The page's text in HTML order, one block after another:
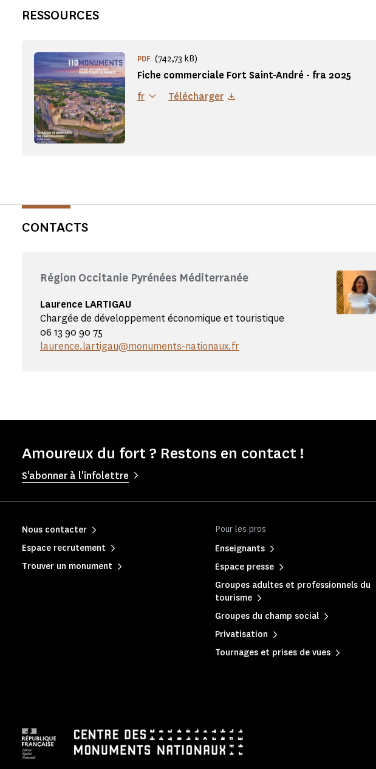
RESSOURCES
Fiche commerciale Fort Saint-André - fra 2025
PDF (742,73 kB)
fr Télécharger
CONTACTS
Région Occitanie Pyrénées Méditerranée
Laurence LARTIGAU
Chargée de développement économique et touristique
06 13 90 90 75
laurence.lartigau@monuments-nationaux.fr
Amoureux du fort ? Restons en contact !
S'abonner à l'infolettre
Pour les pros
Enseignants
Espace presse
Groupes adultes et professionnels du
tourisme
Groupes du champ social
Privatisation
Tournages et prises de vues
Nous contacter
Espace recrutement
Trouver un monument